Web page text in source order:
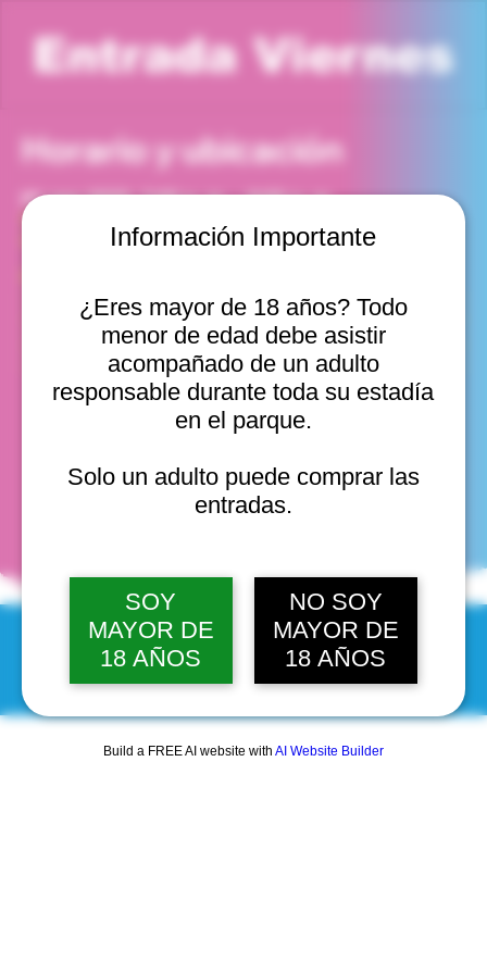
Información Importante
¿Eres mayor de 18 años? Todo
menor de edad debe asistir
acompañado de un adulto
responsable durante toda su estadía
en el parque.
Solo un adulto puede comprar las
entradas.
SOY
MAYOR DE
18 AÑOS
NO SOY
MAYOR DE
18 AÑOS
Build a FREE AI website with AI Website Builder
Entrada Viernes
Horario y ubicación
01 ago 2025, 7:00 p. m. – 8:00 p. m.
Viña del Mar, Cam. Internacional 2440, Viña del Mar,
Valparaíso, Chile
vie, 07 ago, 12:00 p. m.
vie, 07 ago, 1:00 p. m.
vie, 07 ago, 2:00 p. m.
Ver 20
fechas
© 2025 by Scantastic.